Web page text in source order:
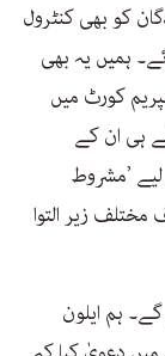
کو بھی کنٹرول
ہمیں یہ بھی
کورٹ میں
ہی ان کے
’مشروط
مختلف زیر التوا
ہم ایلون